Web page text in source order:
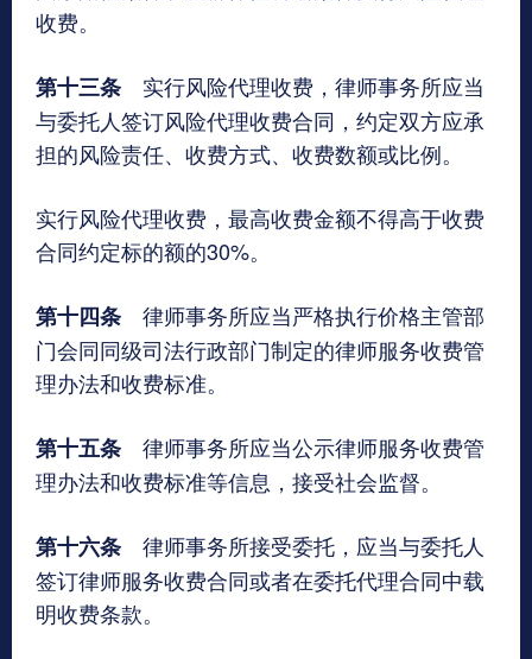
收费。
第十三条 实行风险代理收费，律师事务所应当
与委托人签订风险代理收费合同，约定双方应承
担的风险责任、收费方式、收费数额或比例。
实行风险代理收费，最高收费金额不得高于收费
合同约定标的额的30%。
第十四条 律师事务所应当严格执行价格主管部
门会同同级司法行政部门制定的律师服务收费管
理办法和收费标准。
第十五条 律师事务所应当公示律师服务收费管
理办法和收费标准等信息，接受社会监督。
第十六条 律师事务所接受委托，应当与委托人
签订律师服务收费合同或者在委托代理合同中载
明收费条款。